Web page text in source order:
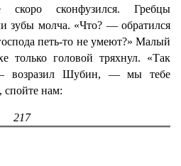
сконфузился. Гребцы
зубы молча. «Что? — обратился
петь-то не умеют?» Малый
только головой тряхнул. «Так
возразил Шубин, — мы тебе
нам:
217